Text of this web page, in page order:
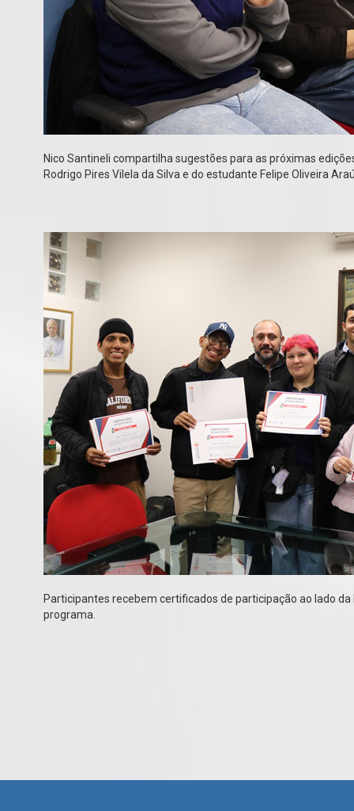
Nico Santineli compartilha sugestões para as próximas
Rodrigo Pires Vilela da Silva e do estudante Felipe Oliveira
Participantes recebem certificados de participação ao lado
programa.